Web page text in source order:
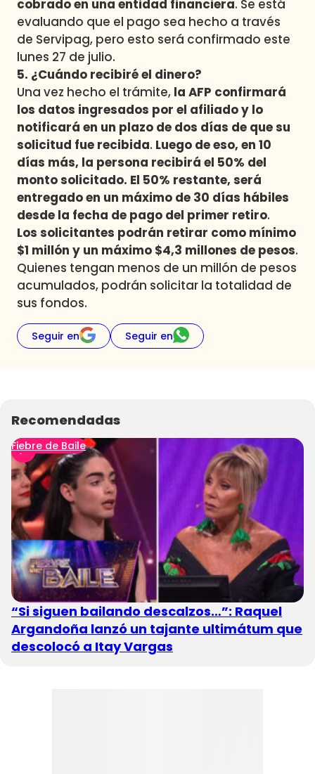
cobrado en una entidad financiera. Se está
evaluando que el pago sea hecho a través
de Servipag, pero esto será confirmado este
lunes 27 de julio.
5. ¿Cuándo recibiré el dinero?
Una vez hecho el trámite, la AFP confirmará
los datos ingresados por el afiliado y lo
notificará en un plazo de dos días de que su
solicitud fue recibida. Luego de eso, en 10
días más, la persona recibirá el 50% del
monto solicitado. El 50% restante, será
entregado en un máximo de 30 días hábiles
desde la fecha de pago del primer retiro.
Los solicitantes podrán retirar como mínimo
$1 millón y un máximo $4,3 millones de pesos.
Quienes tengan menos de un millón de pesos
acumulados, podrán solicitar la totalidad de
sus fondos.
Seguir en Seguir en
Recomendadas
Fiebre de Baile
“Si siguen bailando descalzos…”: Raquel
Argandoña lanzó un tajante ultimátum que
descolocó a Itay Vargas